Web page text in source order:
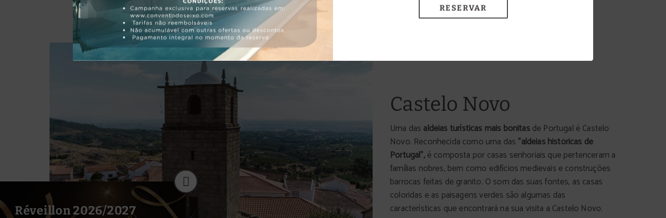
Castelo Novo
Uma das aldeias turísticas mais bonitasde Portugal é Castelo
Novo. Reconhecida como uma das "aldeias históricas de
Portugal",é composta por casas senhoriais que pertenceram a
famílias nobres, bem como edifícios medievais e construções
barrocas feitas de granito. O som das suas fontes, as casas
coloridas e as paisagens verdes são algumas das
características que encontrará na sua visita a Castelo Novo.
Réveillon 2026/2027
RESERVAR